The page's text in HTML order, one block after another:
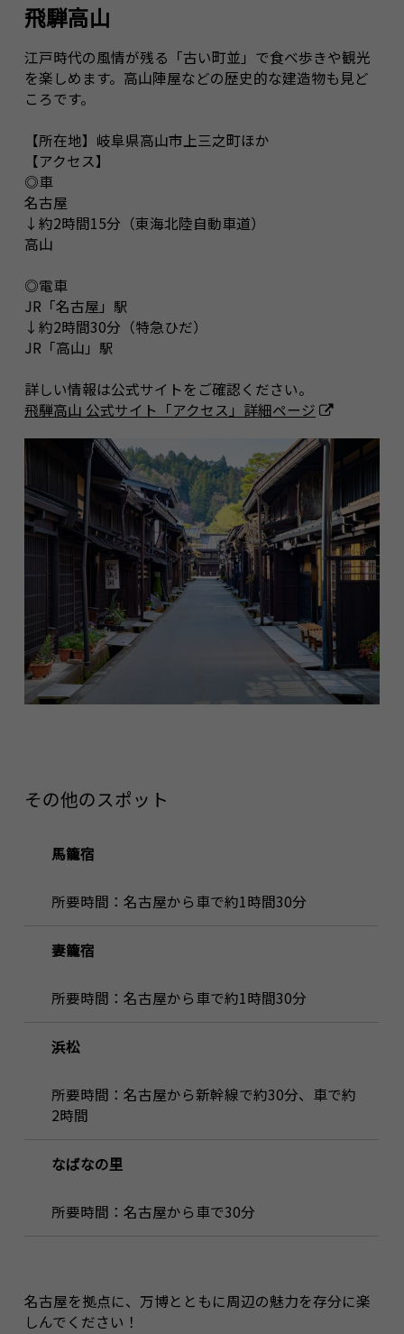
飛騨高山
江戸時代の風情が残る「古い町並」で食べ歩きや観光
を楽しめます。高山陣屋などの歴史的な建造物も見ど
ころです。
【所在地】岐阜県高山市上三之町ほか
【アクセス】
◎車
名古屋
↓約2時間15分（東海北陸自動車道）
高山
◎電車
JR「名古屋」駅
↓約2時間30分（特急ひだ）
JR「高山」駅
詳しい情報は公式サイトをご確認ください。
飛騨高山 公式サイト「アクセス」詳細ページ
その他のスポット
馬籠宿
所要時間：名古屋から車で約1時間30分
妻籠宿
所要時間：名古屋から車で約1時間30分
浜松
所要時間：名古屋から新幹線で約30分、車で約
2時間
なばなの里
所要時間：名古屋から車で30分
名古屋を拠点に、万博とともに周辺の魅力を存分に楽
しんでください！